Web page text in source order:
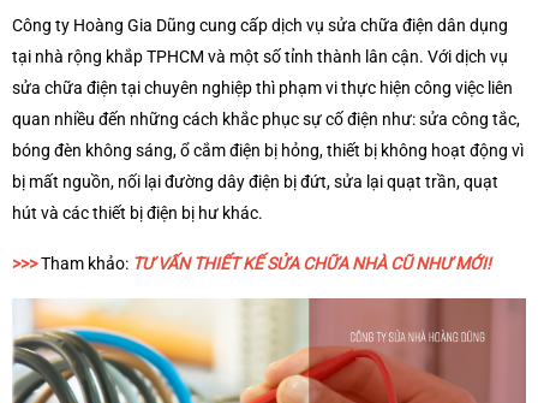
Công ty Hoàng Gia Dũng cung cấp dịch vụ sửa chữa điện dân dụng
tại nhà rộng khắp TPHCM và một số tỉnh thành lân cận. Với dịch vụ
sửa chữa điện tại chuyên nghiệp thì phạm vi thực hiện công việc liên
quan nhiều đến những cách khắc phục sự cố điện như: sửa công tắc,
bóng đèn không sáng, ổ cắm điện bị hỏng, thiết bị không hoạt động vì
bị mất nguồn, nối lại đường dây điện bị đứt, sửa lại quạt trần, quạt
hút và các thiết bị điện bị hư khác.
>>>Tham khảo: TƯ VẤN THIẾT KẾ SỬA CHỮA NHÀ CŨ NHƯ MỚI!